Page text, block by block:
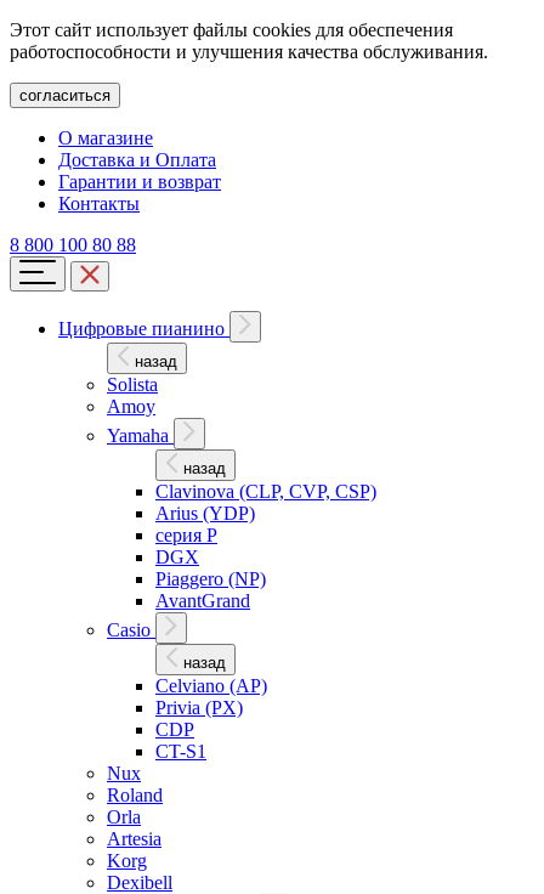
Этот сайт использует файлы cookies для обеспечения
работоспособности и улучшения качества обслуживания.
согласиться
О магазине
Доставка и Оплата
Гарантии и возврат
Контакты
8 800 100 80 88
Цифровые пианино
назад
Solista
Amoy
Yamaha
назад
Clavinova (CLP, CVP, CSP)
Arius (YDP)
серия P
DGX
Piaggero (NP)
AvantGrand
Casio
назад
Celviano (AP)
Privia (PX)
CDP
CT-S1
Nux
Roland
Orla
Artesia
Korg
Dexibell